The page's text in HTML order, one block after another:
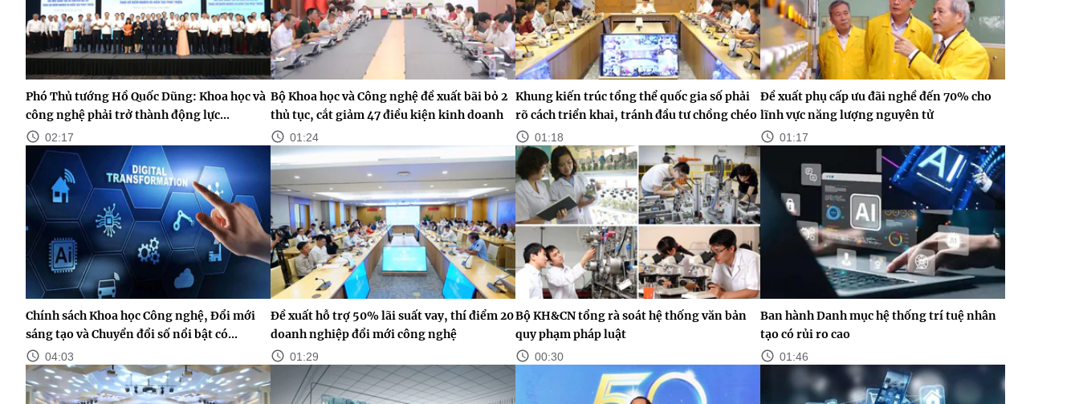
Phó Thủ tướng Hồ Quốc Dũng: Khoa học và
công nghệ phải trở thành động lực...
02:17
Bộ Khoa học và Công nghệ đề xuất bãi bỏ 2
thủ tục, cắt giảm 47 điều kiện kinh doanh
01:24
Khung kiến trúc tổng thể quốc gia số phải
rõ cách triển khai, tránh đầu tư chồng chéo
01:18
Đề xuất phụ cấp ưu đãi nghề đến 70% cho
lĩnh vực năng lượng nguyên tử
01:17
Chính sách Khoa học Công nghệ, Đổi mới
sáng tạo và Chuyển đổi số nổi bật có...
04:03
Đề xuất hỗ trợ 50% lãi suất vay, thí điểm 20
doanh nghiệp đổi mới công nghệ
01:29
Bộ KH&CN tổng rà soát hệ thống văn bản
quy phạm pháp luật
00:30
Ban hành Danh mục hệ thống trí tuệ nhân
tạo có rủi ro cao
01:46